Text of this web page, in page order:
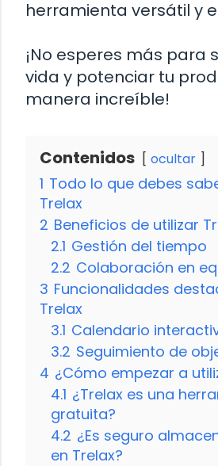
herramienta versátil y
¡No esperes más para
vida y potenciar tu
manera increíble!
Contenidos ocultar
1 Todo lo que debes
Trelax
2 Beneficios de utilizar
2.1 Gestión del tiempo
2.2 Colaboración en
3 Funcionalidades
Trelax
3.1 Calendario
3.2 Seguimiento de
4 ¿Cómo empezar a
4.1 ¿Trelax es una
gratuita?
4.2 ¿Es seguro
en Trelax?